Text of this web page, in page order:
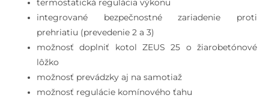
termostatická regulácia výkonu
integrované bezpečnostné zariadenie proti
prehriatiu (prevedenie 2 a 3)
možnosť doplniť kotol ZEUS 25 o žiarobetónové
lôžko
možnosť prevádzky aj na samotiaž
možnosť regulácie komínového ťahu